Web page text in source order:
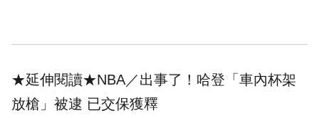
★延伸閱讀★NBA／出事了！哈登「車內杯架
放槍」被逮 已交保獲釋